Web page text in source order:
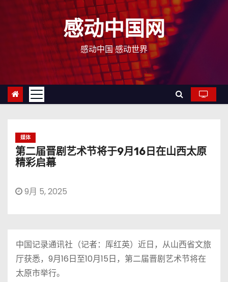
感动中国网
感动中国 感动世界
媒体
第二届晋剧艺术节将于9月16日在山西太原
精彩启幕
9月 5, 2025
中国记录通讯社（记者：厍红英）近日，从山西省文旅
厅获悉，9月16日至10月15日，第二届晋剧艺术节将在
太原市举行。